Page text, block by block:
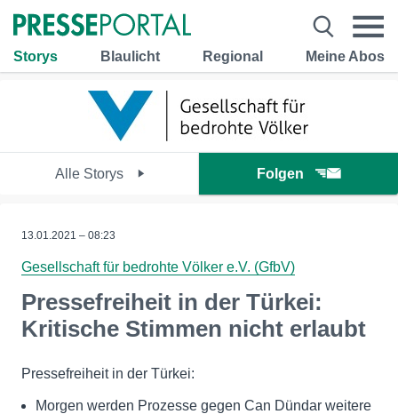
Storys Blaulicht Regional Meine Abos
Alle Storys Folgen
13.01.2021 – 08:23
Gesellschaft für bedrohte Völker e.V. (GfbV)
Pressefreiheit in der Türkei:
Kritische Stimmen nicht erlaubt
Pressefreiheit in der Türkei:
Morgen werden Prozesse gegen Can Dündar weitere